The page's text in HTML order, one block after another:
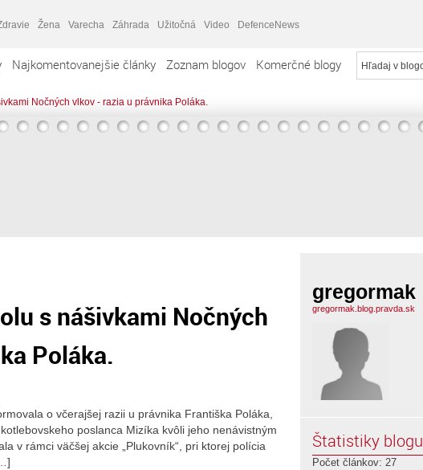
Žena Varecha Záhrada Užitočná Video DefenceNews
Najkomentovanejšie články Zoznam blogov Komerčné blogy
Nočných vlkov - razia u právnika Poláka.
s nášivkami Nočných
Poláka.
o včerajšej razii u právnika Františka Poláka,
poslanca Mizíka kvôli jeho nenávistným
v rámci väčšej akcie „Plukovník“, pri ktorej polícia
gregormak
gregormak.blog.pravda.sk
Štatistiky blogu
Počet článkov: 27